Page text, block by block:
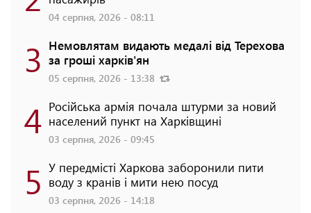
04 серпня, 2026 - 08:11
3 Немовлятам видають медалі від Терехова
за гроші харків'ян
05 серпня, 2026 - 13:38
4 Російська армія почала штурми за новий
населений пункт на Харківщині
03 серпня, 2026 - 09:45
5 У передмісті Харкова заборонили пити
воду з кранів і мити нею посуд
03 серпня, 2026 - 14:18